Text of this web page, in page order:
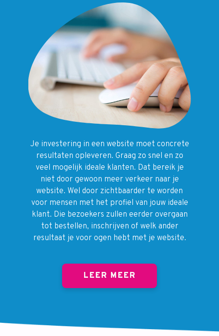
Je investering in een website moet concrete
resultaten opleveren. Graag zo snel en zo
veel mogelijk ideale klanten. Dat bereik je
niet door gewoon meer verkeer naar je
website. Wel door zichtbaarder te worden
voor mensen met het profiel van jouw ideale
klant. Die bezoekers zullen eerder overgaan
tot bestellen, inschrijven of welk ander
resultaat je voor ogen hebt met je website.
LEER MEER